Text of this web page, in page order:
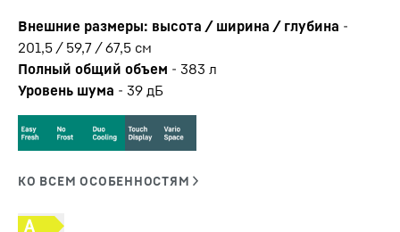
Внешние размеры: высота / ширина / глубина -
201,5 / 59,7 / 67,5 см
Полный общий объем - 383 л
Уровень шума - 39 дБ